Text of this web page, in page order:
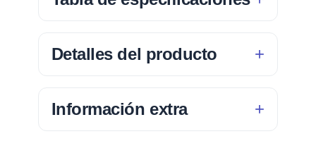
Detalles del producto
Información extra